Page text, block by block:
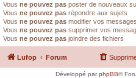
Vous ne pouvez pas poster de nouveaux
Vous ne pouvez pas répondre aux sujets
Vous ne pouvez pas modifier vos messages
Vous ne pouvez pas supprimer vos
Vous ne pouvez pas joindre des fichiers
Lufop Forum
Développé parphpBB®